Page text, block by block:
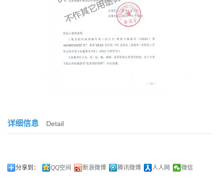
详细信息 Detail
分享到： QQ空间 新浪微博 腾讯微博 人人网 微信